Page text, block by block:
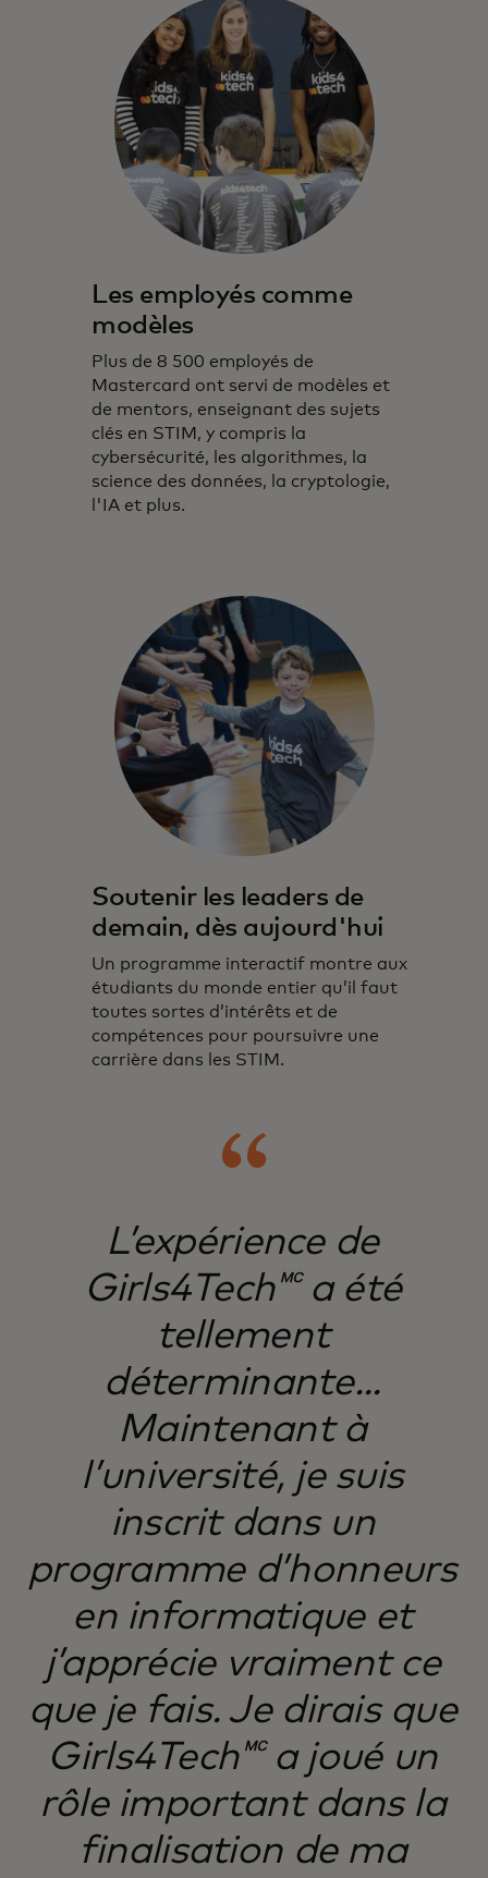
Les employés comme
modèles
Plus de 8 500 employés de
Mastercard ont servi de modèles et
de mentors, enseignant des sujets
clés en STIM, y compris la
cybersécurité, les algorithmes, la
science des données, la cryptologie,
l'IA et plus.
Soutenir les leaders de
demain, dès aujourd'hui
Un programme interactif montre aux
étudiants du monde entier qu’il faut
toutes sortes d’intérêts et de
compétences pour poursuivre une
carrière dans les STIM.
L’expérience de
Girls4Tech🅪 a été
tellement
déterminante...
Maintenant à
l’université, je suis
inscrit dans un
programme d’honneurs
en informatique et
j’apprécie vraiment ce
que je fais. Je dirais que
Girls4Tech🅪 a joué un
rôle important dans la
finalisation de ma